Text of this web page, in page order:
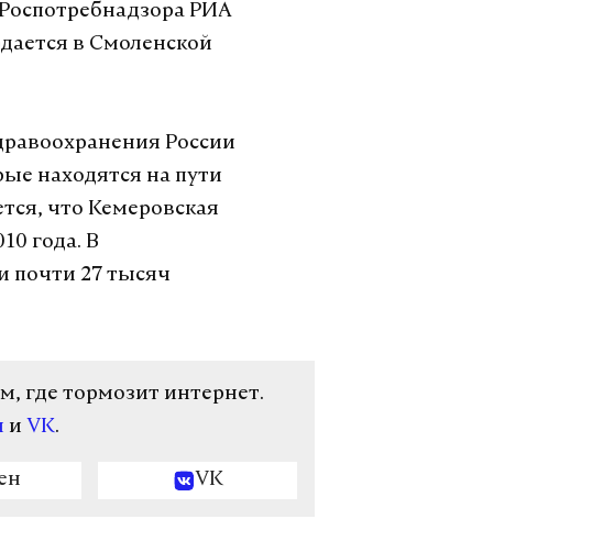
РИА
в Смоленской
России
находятся на пути
что Кемеровская
года. В
почти 27 тысяч
где тормозит интернет.
и VK.
VK